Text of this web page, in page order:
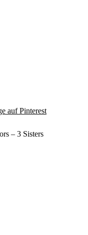
auf Pinterest
– 3 Sisters